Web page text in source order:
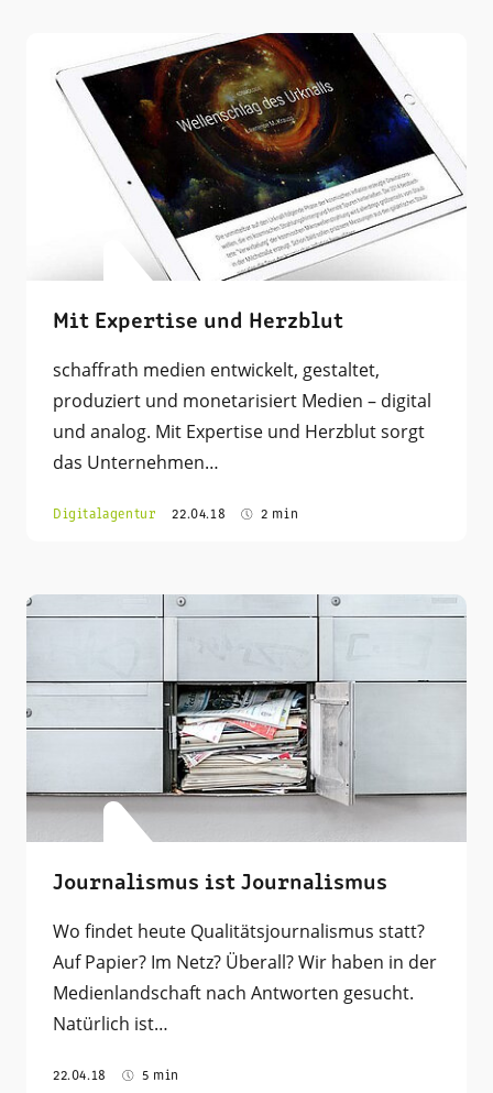
Mit Expertise und Herzblut
schaffrath medien entwickelt, gestaltet,
produziert und monetarisiert Medien – digital
und analog. Mit Expertise und Herzblut sorgt
das Unternehmen…
Digitalagentur 22.04.18 2 min
Journalismus ist Journalismus
Wo findet heute Qualitätsjournalismus statt?
Auf Papier? Im Netz? Überall? Wir haben in der
Medienlandschaft nach Antworten gesucht.
Natürlich ist…
22.04.18 5 min